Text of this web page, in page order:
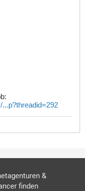
&
finden